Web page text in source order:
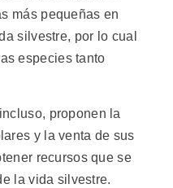
más pequeñas en
silvestre, por lo cual
especies tanto
proponen la
y la venta de sus
recursos que se
la vida silvestre.